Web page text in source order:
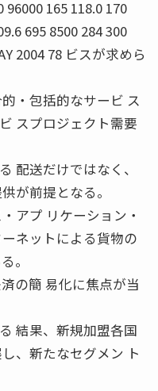
96000 165 118.0 170
695 8500 284 300
2004 78 ビスが求めら
・包括的なサービ ス
スプロジェクト需要
配送だけではなく、
が前提となる。
アプ リケーション・
ネットによる貨物の
。
の簡 易化に焦点が当
結果、新規加盟各国
、新たなセグメン ト